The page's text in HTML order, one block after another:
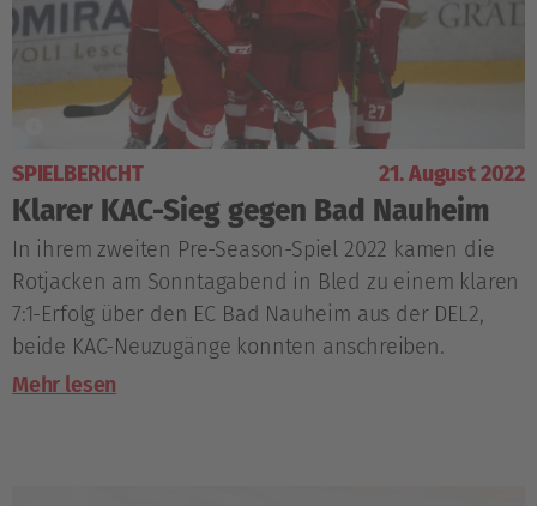
SPIELBERICHT 21. August 2022
Klarer KAC-Sieg gegen Bad Nauheim
In ihrem zweiten Pre-Season-Spiel 2022 kamen die
Rotjacken am Sonntagabend in Bled zu einem klaren
7:1-Erfolg über den EC Bad Nauheim aus der DEL2,
beide KAC-Neuzugänge konnten anschreiben.
Mehr lesen